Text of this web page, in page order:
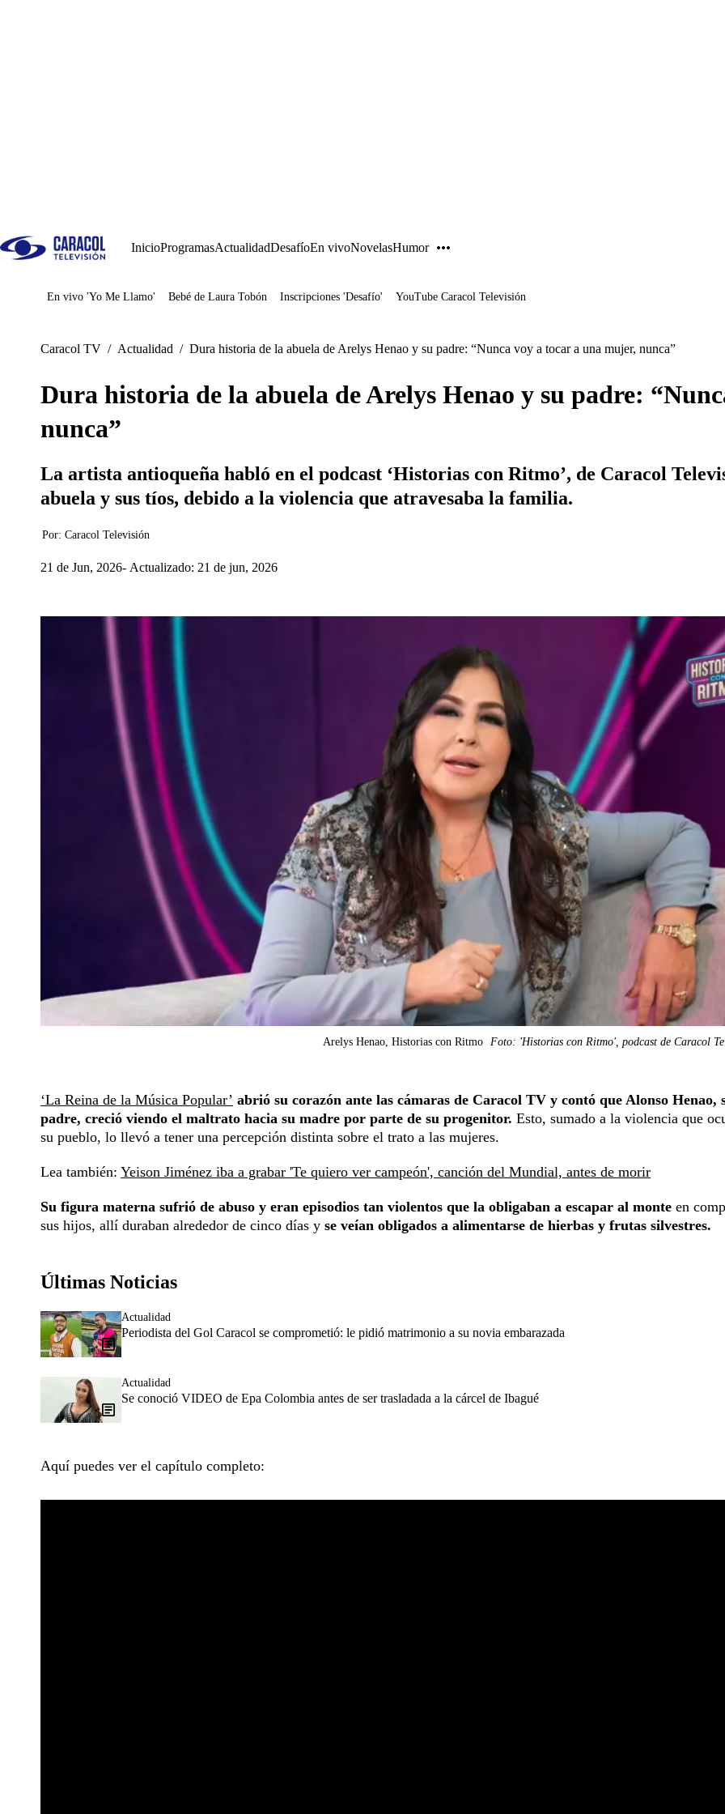
InicioProgramasActualidadDesafíoEn vivoNovelasHumor
Juegos
En vivo 'Yo Me Llamo' Bebé de Laura Tobón Inscripciones 'Desafío' YouTube Caracol Televisión
Caracol TV / Actualidad / Dura historia de la abuela de Arelys Henao y su padre: “Nunca voy a tocar a una mujer, nunca”
Dura historia de la abuela de Arelys Henao y su padre:
nunca”
La artista antioqueña habló en el podcast ‘Historias con Ritmo’, de Caracol
abuela y sus tíos, debido a la violencia que atravesaba la familia.
Por: Caracol Televisión
21 de Jun, 2026 Actualizado: 21 de jun, 2026
Arelys Henao, Historias con Ritmo Foto: 'Historias con Ritmo', podcast de Caracol
‘La Reina de la Música Popular’ abrió su corazón ante las cámaras de Caracol TV y contó que Alonso Henao,
padre, creció viendo el maltrato hacia su madre por parte de su progenitor. Esto, sumado a la violencia que
su pueblo, lo llevó a tener una percepción distinta sobre el trato a las mujeres.
Lea también: Yeison Jiménez iba a grabar 'Te quiero ver campeón', canción del Mundial, antes de morir
Su figura materna sufrió de abuso y eran episodios tan violentos que la obligaban a escapar al monte en
sus hijos, allí duraban alrededor de cinco días y se veían obligados a alimentarse de hierbas y frutas silvestres.
Últimas Noticias
Actualidad
Periodista del Gol Caracol se comprometió: le pidió matrimonio a su novia embarazada
Actualidad
Se conoció VIDEO de Epa Colombia antes de ser trasladada a la cárcel de Ibagué
Aquí puedes ver el capítulo completo: